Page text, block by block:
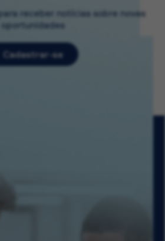
receber notícias sobre novas
oportunidades
Cadastrar-se